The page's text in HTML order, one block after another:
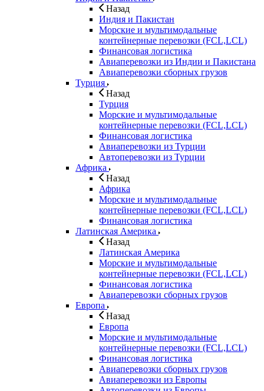
Назад
Индия и Пакистан
Морские и мультимодальные
контейнерные перевозки (FCL,LCL)
Финансовая логистика
Авиаперевозки из Индии и Пакистана
Авиаперевозки сборных грузов
Турция
Назад
Турция
Морские и мультимодальные
контейнерные перевозки (FCL,LCL)
Финансовая логистика
Авиаперевозки из Турции
Автоперевозки из Турции
Африка
Назад
Африка
Морские и мультимодальные
контейнерные перевозки (FCL,LCL)
Финансовая логистика
Латинская Америка
Назад
Латинская Америка
Морские и мультимодальные
контейнерные перевозки (FCL,LCL)
Финансовая логистика
Авиаперевозки сборных грузов
Европа
Назад
Европа
Морские и мультимодальные
контейнерные перевозки (FCL,LCL)
Финансовая логистика
Авиаперевозки сборных грузов
Авиаперевозки из Европы